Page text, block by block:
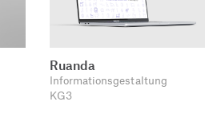
Ruanda
Informationsgestaltung
KG3